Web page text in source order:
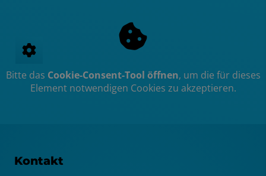
Bitte das Cookie-Consent-Tool öffnen, um die für dieses
Element notwendigen Cookies zu akzeptieren.
Kontakt